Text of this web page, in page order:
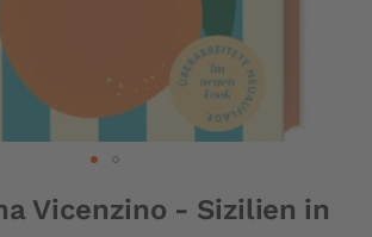
Vicenzino - Sizilien in